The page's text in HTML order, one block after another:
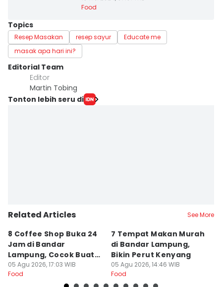
Food
Topics
Resep Masakan resep sayur
Educate me
masak apa hari ini?
Editorial Team
Editor
Martin Tobing
Tonton lebih seru di
Related Articles See More
8 Coffee Shop Buka 24
Jam di Bandar
Lampung, Cocok Buat
Begadang
05 Agu 2026, 17:03 WIB
Food
7 Tempat Makan Murah
di Bandar Lampung,
Bikin Perut Kenyang
05 Agu 2026, 14:46 WIB
Food